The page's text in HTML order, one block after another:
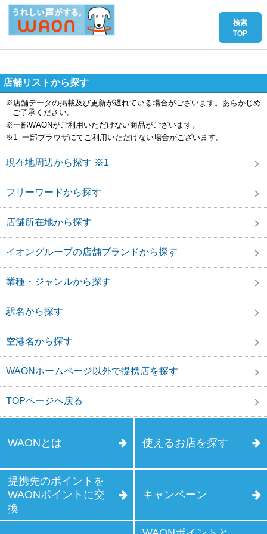
店舗リストから探す
※店舗データの掲載及び更新が遅れている場合がございます。あらかじめ
ご了承ください。
※一部WAONがご利用いただけない商品がございます。
※1 一部ブラウザにてご利用いただけない場合がございます。
現在地周辺から探す ※1
フリーワードから探す
店舗所在地から探す
イオングループの店舗ブランドから探す
業種・ジャンルから探す
駅名から探す
空港名から探す
WAONホームページ以外で提携店を探す
TOPページへ戻る